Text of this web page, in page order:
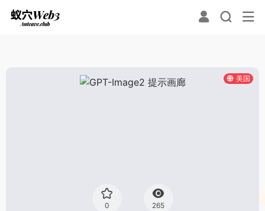
美国
0 265